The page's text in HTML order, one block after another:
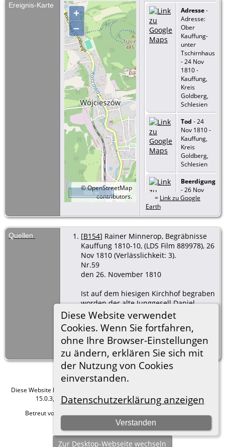
Diese Website verwendet
Cookies. Wenn Sie fortfahren,
ohne Ihre Browser-Einstellungen
zu ändern, erklären Sie sich mit
der Nutzung von Cookies
einverstanden.
Datenschutzerklärung anzeigen
Verstanden
Ereignis-Karte
+
–
©OpenStreetMap
contributors.
500 m
Adresse-
Adresse:
Ober
Kauffung-
unter
Tschirnhaus
- 24 Nov
1810 -
Kauffung,
Kreis
Goldberg,
Schlesien
Tod - 24
Nov 1810 -
Kauffung,
Kreis
Goldberg,
Schlesien
Beerdigung
- 26 Nov
1810 -
Kreis
Schlesien
= Link zu Google
Earth
Quellen [B154] Rainer Minnerop, Begräbnisse
Kauffung 1810-10, (LDS Film 889978), 26
Nov 1810 (Verlässlichkeit: 3).
Nr.59
den 26. November 1810
Ist auf dem hiesigen Kirchhof begraben
worden der alte Junggesell Daniel
Schnabel, Inlieger unter Tschirnhaus in
Ober Kauffung, welcher den 24.
November nachmittags um 5:00 Uhr am
Schlagflüssel gestorben.
Alt: 66 Jahre.
Diese Website läuft mit
15.0.3, programmiert von Darrin Lythgoe © 2001-2026.
Betreut von
Hier geht es zum Impressum
Zur Desktop-Webseite wechseln